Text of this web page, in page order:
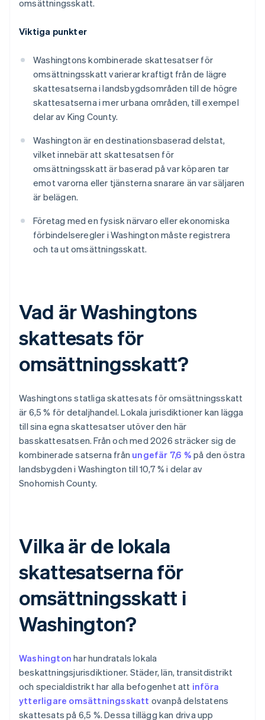
omsättningsskatt.
Viktiga punkter
Washingtons kombinerade skattesatser för
omsättningsskatt varierar kraftigt från de lägre
skattesatserna i landsbygdsområden till de högre
skattesatserna i mer urbana områden, till exempel
delar av King County.
Washington är en destinationsbaserad delstat,
vilket innebär att skattesatsen för
omsättningsskatt är baserad på var köparen tar
emot varorna eller tjänsterna snarare än var säljaren
är belägen.
Företag med en fysisk närvaro eller ekonomiska
förbindelseregler i Washington måste registrera
och ta ut omsättningsskatt.
Vad är Washingtons
skattesats för
omsättningsskatt?
Washingtons statliga skattesats för omsättningsskatt
är 6,5 % för detaljhandel. Lokala jurisdiktioner kan lägga
till sina egna skattesatser utöver den här
basskattesatsen. Från och med 2026 sträcker sig de
kombinerade satserna från ungefär 7,6 % på den östra
landsbygden i Washington till 10,7 % i delar av
Snohomish County.
Vilka är de lokala
skattesatserna för
omsättningsskatt i
Washington?
Washington har hundratals lokala
beskattningsjurisdiktioner. Städer, län, transitdistrikt
och specialdistrikt har alla befogenhet att införa
ytterligare omsättningsskatt ovanpå delstatens
skattesats på 6,5 %. Dessa tillägg kan driva upp